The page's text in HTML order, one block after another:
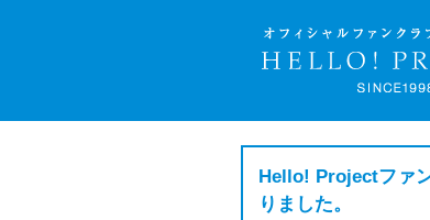
Hello! Projectファ
りました。